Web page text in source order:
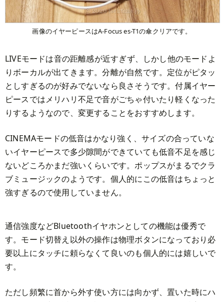
画像のイヤーピースはA-Focus es-T1の傘クリアです。
LIVEモードは音の距離感が近すぎず、しかし他のモードよ
りボーカルが出てきます。分離が自然です。定位がピタッ
としすぎるのが好みでないなら良さそうです。付属イヤー
ピースではメリハリ不足で音がごちゃ付いたり軽くなった
りするようなので、変更することをおすすめします。
CINEMAモードの低音はかなり強く、サイズの合っていな
いイヤーピースで多少隙間ができていても低音不足を感じ
ないどころかまだ強いくらいです。ポップスがまるでクラ
ブミュージックのようです。個人的にこの低音はちょっと
強すぎるので使用していません。
通信強度などBluetoothイヤホンとしての機能は優秀で
す。モード切替え以外の操作は物理ボタンになっており必
要以上にタッチに頼らなくて良いのも個人的には嬉しいで
す。
ただし頻繁に首から外す使い方には向かず、置いた時にハ